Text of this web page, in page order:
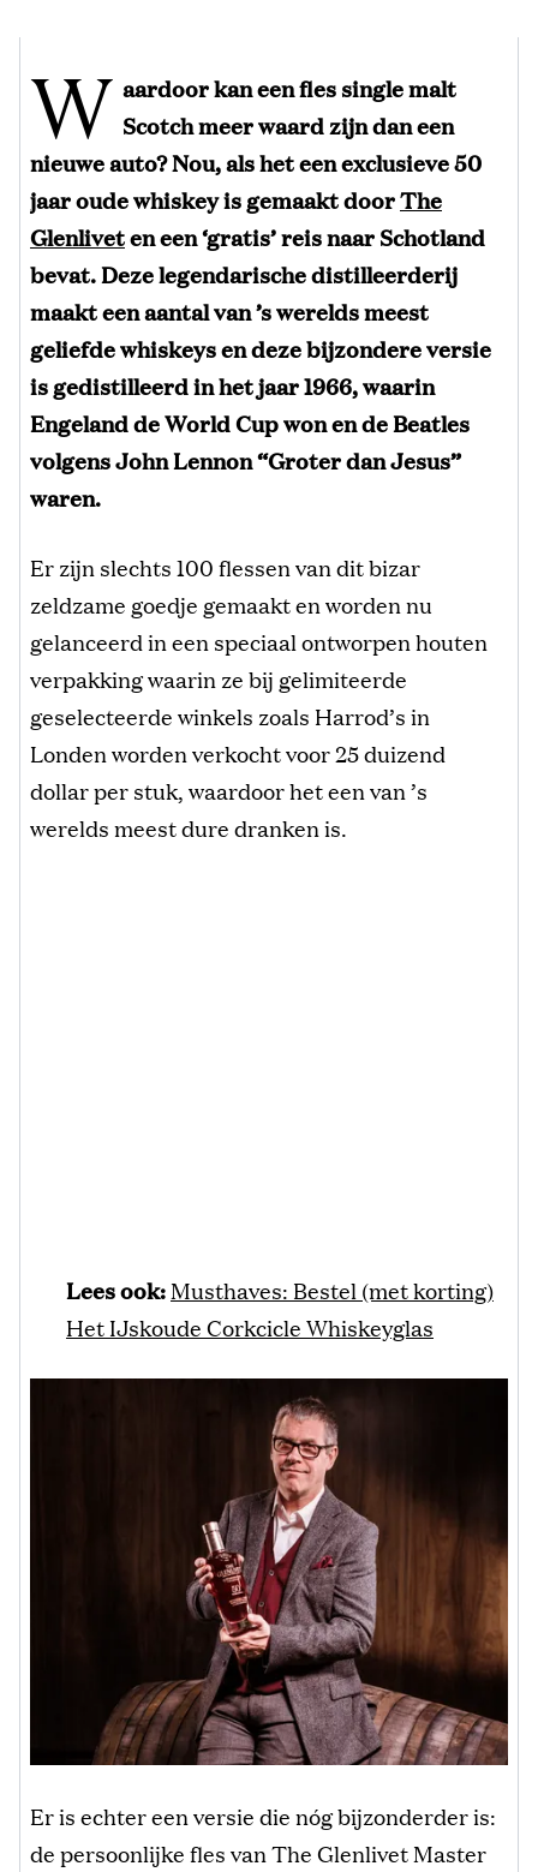
W aardoor kan een fles single malt
Scotch meer waard zijn dan een
nieuwe auto? Nou, als het een exclusieve 50
jaar oude whiskey is gemaakt doorThe
Glenliveten een ‘gratis’ reis naar Schotland
bevat. Deze legendarische distilleerderij
maakt een aantal van ’s werelds meest
geliefde whiskeys en deze bijzondere versie
is gedistilleerd in het jaar 1966, waarin
Engeland de World Cup won en de Beatles
volgens John Lennon “Groter dan Jesus”
waren.
Er zijn slechts 100 flessen van dit bizar
zeldzame goedje gemaakt en worden nu
gelanceerd in een speciaal ontworpen houten
verpakking waarin ze bij gelimiteerde
geselecteerde winkels zoals Harrod’s in
Londen worden verkocht voor 25 duizend
dollar per stuk, waardoor het een van ’s
werelds meest dure dranken is.
Lees ook:Musthaves: Bestel (met korting)
Het IJskoude Corkcicle Whiskeyglas
Er is echter een versie die nóg bijzonderder is:
de persoonlijke fles van The Glenlivet Master